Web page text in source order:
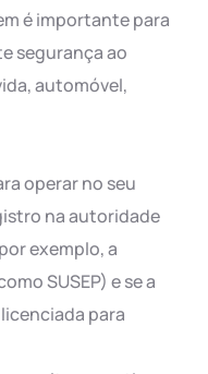
é importante para
segurança ao
automóvel,
operar no seu
na autoridade
exemplo, a
SUSEP) e se a
para